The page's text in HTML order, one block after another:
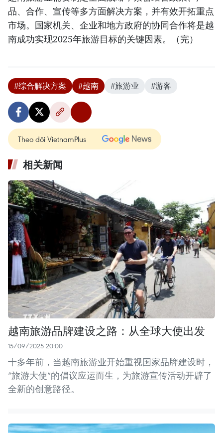
品、合作、宣传等多方面解决方案，并有效开拓重点
市场。国家机关、企业和地方政府的协同合作将是越
南成功实现2025年旅游目标的关键因素。（完）
#综合解决方案 #越南 #旅游业 #游客
Theo dõi VietnamPlus
相关新闻
越南旅游品牌建设之路：从全球大使出发
15/09/2025 20:00
十多年前，当越南旅游业开始重视国家品牌建设时，
“旅游大使”的倡议应运而生，为旅游宣传活动开辟了
全新的创意路径。